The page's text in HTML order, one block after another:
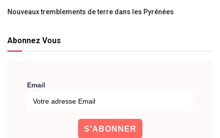
Nouveaux tremblements de terre dans les Pyrénées
Abonnez Vous
Email